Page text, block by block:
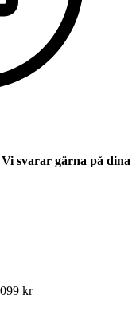
svarar gärna på dina
kr